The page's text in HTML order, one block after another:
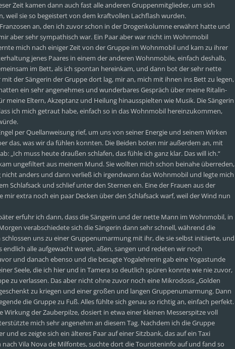
Zeit kamen dann auch fast alle anderen Gruppenmitglieder, um sich
weil sie so begeistert von dem kraftvollen Lachflash wurden.
an, den ich zuvor schon in der Drogenkolumne erwähnt hatte und
aber sehr sympathisch war. Ein Paar aber war nicht im Wohnmobil
mich nach einiger Zeit von der Gruppe im Wohnmobil und kam zu ihrer
jenes Paares in einem der anderen Wohnmobile, einfach deshalb,
im Bett, als ich spontan hereinkam, und dann bot der sehr nette
der Sängerin der Gruppe dort lag, mir an, mich mit ihnen ins Bett zu legen,
ein sehr angenehmes und wunderbares Gespräch über meine Ritalin-
meine Eltern, Akzeptanz und Heilung hinausspielten wie Musik. Die Sängerin
ich mich getraut habe, einfach so in das Wohnmobil hereinzukommen,
per Quellanweisung rief, um uns von seiner Energie und seinem Wirken
das, was wir da fühlen konnten. Die Beiden boten mir außerdem an, mit
„Ich muss heute draußen schlafen, das fühle ich ganz klar. Das will ich.“
ungefiltert aus meinem Mund. Sie wollten mich schon beinahe überreden,
anders und dann verließ ich irgendwann das Wohnmobil und legte mich
Schlafsack und schlief unter den Sternen ein. Eine der Frauen aus der
mir extra noch ein paar Decken über den Schlafsack warf, weil der Wind nun
erfuhr ich dann, dass die Sängerin und der nette Mann im Wohnmobil, in
verabschiedete sich die Sängerin dann sehr schnell, während die
uns zu einer Gruppenumarmung mit ihr, die sie selbst initiierte, und
alle aufgewacht waren, aßen, sangen und redeten wir noch
und danach ebenso und die besagte Yogalehrerin gab eine Yogastunde
Seele, die ich hier und in Tamera so deutlich spüren konnte wie nie zuvor,
zu verlassen. Das aber nicht ohne zuvor noch eine Mikrodosis „Golden
zu kriegen und einer großen und langen Gruppenumarmung. Dann
die Gruppe zu Fuß. Alles fühlte sich genau so richtig an, einfach perfekt.
Wirkung der Zauberpilze, dosiert in etwa einer kleinen Messerspitze voll
mich sehr angenehm an diesem Tag. Nachdem ich die Gruppe
es zeigte sich ein älteres Paar auf einer Sitzbank, das auf ein Taxi
Vila Nova de Milfontes, suchte dort die Touristeninfo auf und fand so